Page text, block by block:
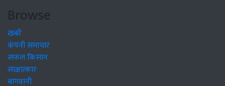
Browse
खबरें
कंपनी समाचार
सफल किसान
साक्षात्कार
बागवानी